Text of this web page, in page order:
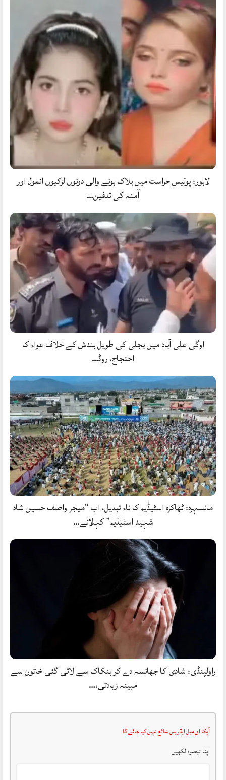
لاہور: پولیس حراست میں ہلاک ہونے والی دونوں لڑکیوں انمول اور
آمنہ کی تدفین…
اوگی علی آباد میں بجلی کی طویل بندش کے خلاف عوام کا
احتجاج، روڈ…
مانسہرہ: ٹھاکرہ اسٹیڈیم کا نام تبدیل، اب “میجر واصف حسین شاہ
شہید اسٹیڈیم” کہلائے…
راولپنڈی: شادی کا جھانسہ دے کر بنکاک سے لائی گئی خاتون سے
مبینہ زیادتی،…
آپکا ای میل ایڈریس شائع نہیں کیا جائے گا
اپنا تبصرہ لکھیں